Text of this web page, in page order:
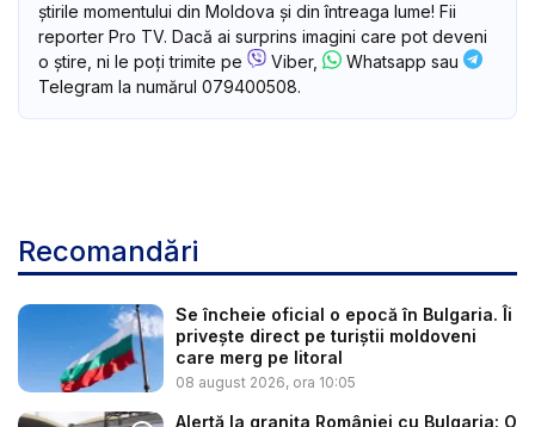
știrile momentului din Moldova și din întreaga lume! Fii
reporter Pro TV. Dacă ai surprins imagini care pot deveni
o știre, ni le poți trimite pe
Viber,
Whatsapp sau
Telegram la numărul 079400508.
Recomandări
Se încheie oficial o epocă în Bulgaria. Îi
privește direct pe turiștii moldoveni
care merg pe litoral
08 august 2026, ora 10:05
Alertă la granița României cu Bulgaria: O